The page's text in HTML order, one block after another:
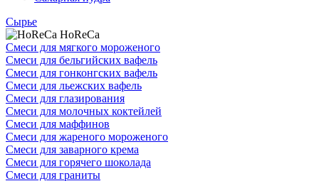
Сырье
HoReCa
Смеси для мягкого мороженого
Смеси для бельгийских вафель
Смеси для гонконгских вафель
Смеси для льежских вафель
Смеси для глазирования
Смеси для молочных коктейлей
Смеси для маффинов
Смеси для жареного мороженого
Смеси для заварного крема
Смеси для горячего шоколада
Смеси для граниты